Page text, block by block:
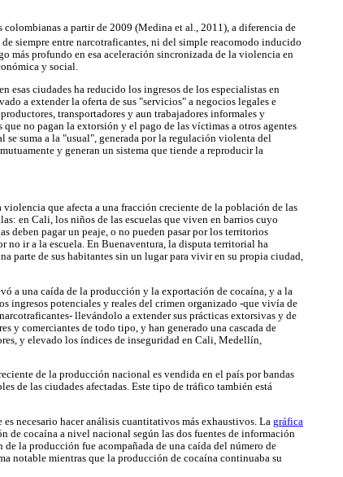
a partir de 2009 (Medina et al., 2011), a diferencia de
de siempre entre narcotraficantes, ni del simple reacomodo inducido
más profundo en esa aceleración sincronizada de la violencia en
y social.
ciudades ha reducido los ingresos de los especialistas en
a extender la oferta de sus "servicios" a negocios legales e
transportadores y aun trabajadores informales y
no pagan la extorsión y el pago de las víctimas a otros agentes
suma a la "usual", generada por la regulación violenta del
y generan un sistema que tiende a reproducir la
que afecta a una fracción creciente de la población de las
en Cali, los niños de las escuelas que viven en barrios cuyo
deben pagar un peaje, o no pueden pasar por los territorios
no ir a la escuela. En Buenaventura, la disputa territorial ha
parte de sus habitantes sin un lugar para vivir en su propia ciudad,
a una caída de la producción y la exportación de cocaína, y a la
ingresos potenciales y reales del crimen organizado -que vivía de
llevándolo a extender sus prácticas extorsivas y de
y comerciantes de todo tipo, y han generado una cascada de
y elevado los índices de inseguridad en Cali, Medellín,
de la producción nacional es vendida en el país por bandas
de las ciudades afectadas. Este tipo de tráfico también está
necesario hacer análisis cuantitativos más exhaustivos. La gráfica
cocaína a nivel nacional según las dos fuentes de información
la producción fue acompañada de una caída del número de
notable mientras que la producción de cocaína continuaba su